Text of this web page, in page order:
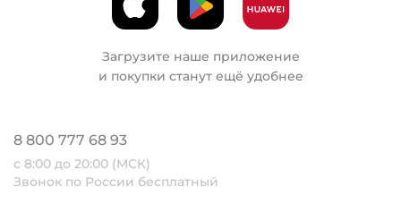
Загрузите наше приложение
и покупки станут ещё удобнее
8 800 777 68 93
с 8:00 до 20:00 (МСК)
Звонок по России бесплатный